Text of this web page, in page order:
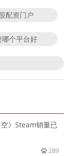
配资门户
哪个平台好
》Steam销量已
289